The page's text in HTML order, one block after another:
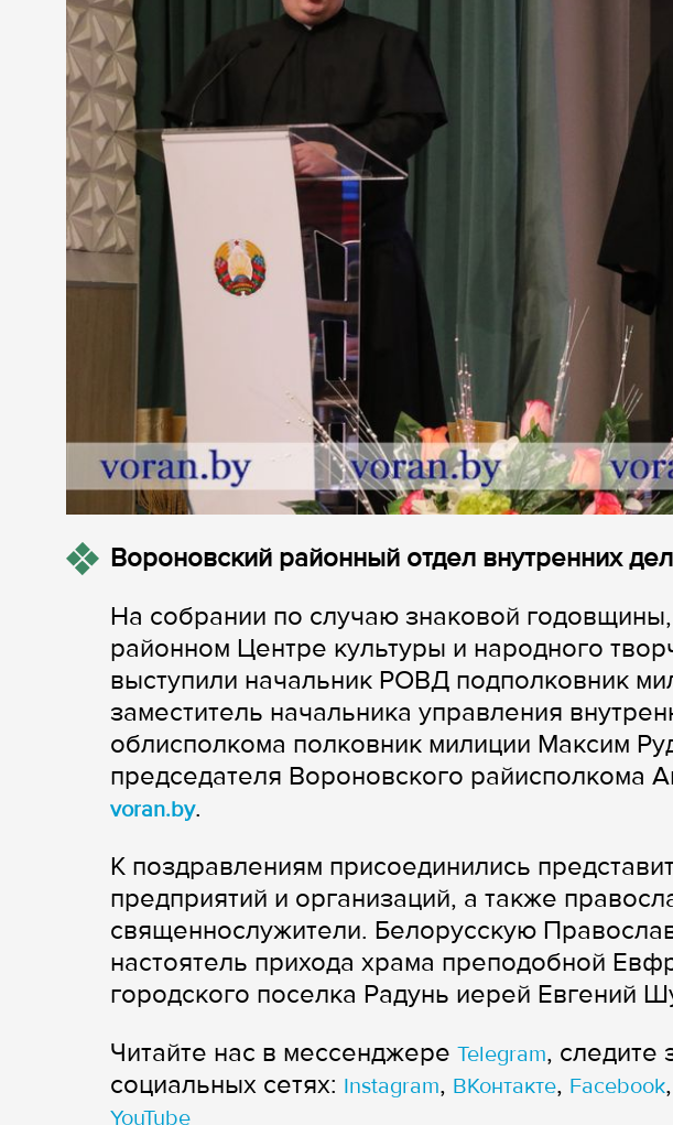
Вороновский районный отдел внутренних
На собрании по случаю знаковой
районном Центре культуры и народного
выступили начальник РОВД подполковник
заместитель начальника управления
облисполкома полковник милиции Максим
председателя Вороновского райисполкома
voran.by.
К поздравлениям присоединились
предприятий и организаций, а также
священнослужители. Белорусскую
настоятель прихода храма преподобной
городского поселка Радунь иерей Евгений
Читайте нас в мессенджере Telegram, следите
cоциальных сетях: Instagram, ВКонтакте, Facebook,
YouTube